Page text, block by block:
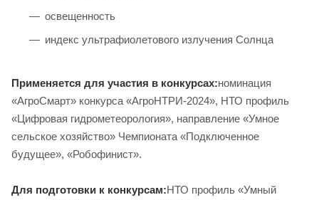
освещенность
индекс ультрафиолетового излучения Солнца
Применяется для участия в конкурсах:номинация
«АгроСмарт» конкурса «АгроНТРИ-2024», НТО профиль
«Цифровая гидрометеорология», направление «Умное
сельское хозяйство» Чемпионата «Подключенное
будущее», «Робофинист».
Для подготовки к конкурсам:НТО профиль «Умный